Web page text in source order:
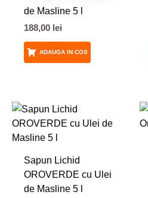
de Masline 5 l
188,00 lei
ADAUGA IN COS
Sapun Lichid
OROVERDE cu Ulei
de Masline 5 l